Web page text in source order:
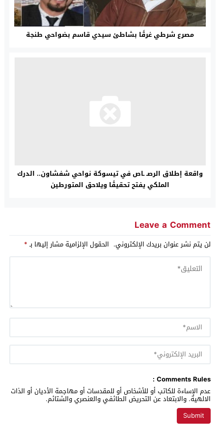
مصرع شرطي غرقًا بشاطئ سيدي قاسم بضواحي طنجة
واقعة إطلاق الرصـ ـاص في تيسوكة نواحي شفشاون.. الدرك
الملكي يفتح تحقيقًا ويلاحق المتورطين
Leave a Comment
لن يتم نشر عنوان بريدك الإلكتروني. الحقول الإلزامية مشار إليها بـ*
Comments Rules :
عدم الإساءة للكاتب أو للأشخاص أو للمقدسات أو مهاجمة الأديان أو الذات
الالهية. والابتعاد عن التحريض الطائفي والعنصري والشتائم.